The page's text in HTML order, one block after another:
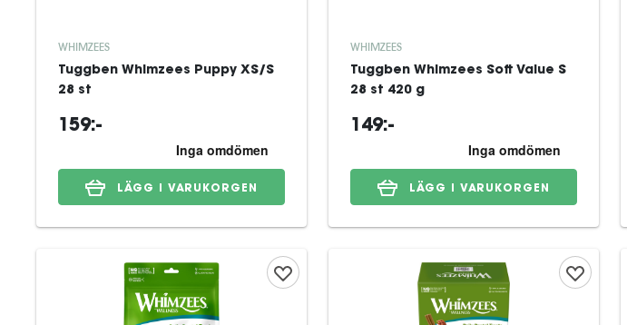
WHIMZEES
Tuggben Whimzees Puppy XS/S
28 st
159:-
LÄGG I VARUKORGEN
WHIMZEES
Tuggben Whimzees Soft Value S
28 st 420 g
149:-
LÄGG I VARUKORGEN